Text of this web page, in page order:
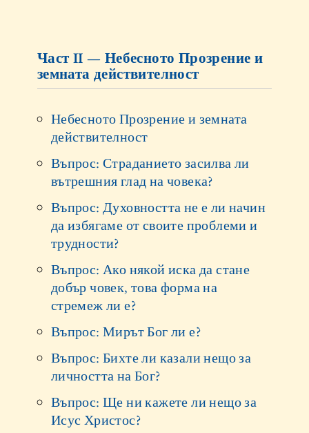
Част II — Небесното Прозрение и
земната действителност
Небесното Прозрение и земната
действителност
Въпрос: Страданието засилва ли
вътрешния глад на човека?
Въпрос: Духовността не е ли начин
да избягаме от своите проблеми и
трудности?
Въпрос: Ако някой иска да стане
добър човек, това форма на
стремеж ли е?
Въпрос: Мирът Бог ли е?
Въпрос: Бихте ли казали нещо за
личността на Бог?
Въпрос: Ще ни кажете ли нещо за
Исус Христос?